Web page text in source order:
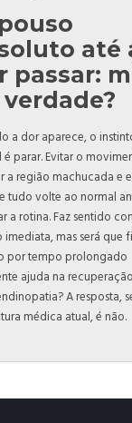
até
passar:
a dor aparece, o
é parar. Evitar o
a região machucada e
tudo volte ao normal
a rotina. Faz sentido
imediata, mas será que
por tempo prolongado
ajuda na
A resposta,
médica atual, é não.